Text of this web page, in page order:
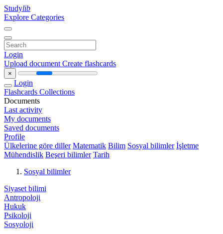
Studylib
Explore Categories
Login
Upload document Create flashcards
×
Login
Flashcards Collections
Documents
Last activity
My documents
Saved documents
Profile
Ülkelerine göre diller Matematik Bilim Sosyal bilimler İşletme
Mühendislik Beşeri bilimler Tarih
Sosyal bilimler
Siyaset bilimi
Antropoloji
Hukuk
Psikoloji
Sosyoloji